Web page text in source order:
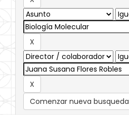
Comenzar nueva busqueda